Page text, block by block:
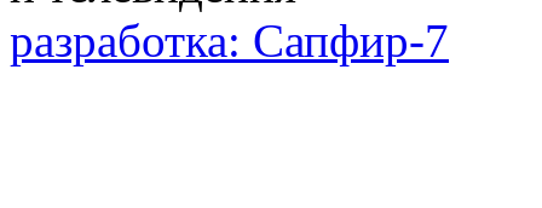
разработка: Сапфир-7